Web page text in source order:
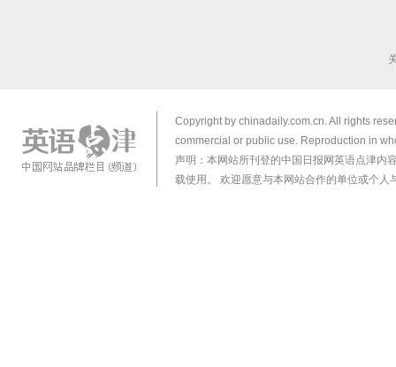
Copyright by chinadaily.com.cn. All rights
commercial or public use. Reproduction in
声明：本网站所刊登的中国日报网英语点津内
载使用。 欢迎愿意与本网站合作的单位或个人